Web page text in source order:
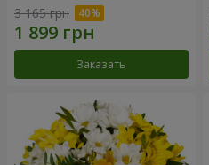
3 165 грн
Заказать